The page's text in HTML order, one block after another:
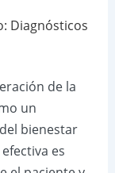
Diagnósticos
de la
un
bienestar
es